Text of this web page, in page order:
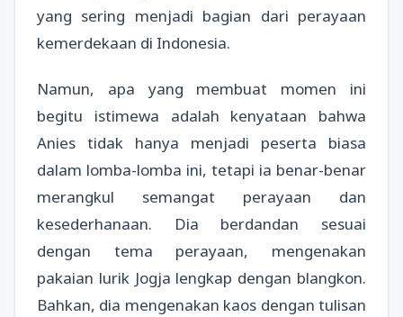
yang sering menjadi bagian dari perayaan
kemerdekaan di Indonesia.
Namun, apa yang membuat momen ini
begitu istimewa adalah kenyataan bahwa
Anies tidak hanya menjadi peserta biasa
dalam lomba-lomba ini, tetapi ia benar-benar
merangkul semangat perayaan dan
kesederhanaan. Dia berdandan sesuai
dengan tema perayaan, mengenakan
pakaian lurik Jogja lengkap dengan blangkon.
Bahkan, dia mengenakan kaos dengan tulisan